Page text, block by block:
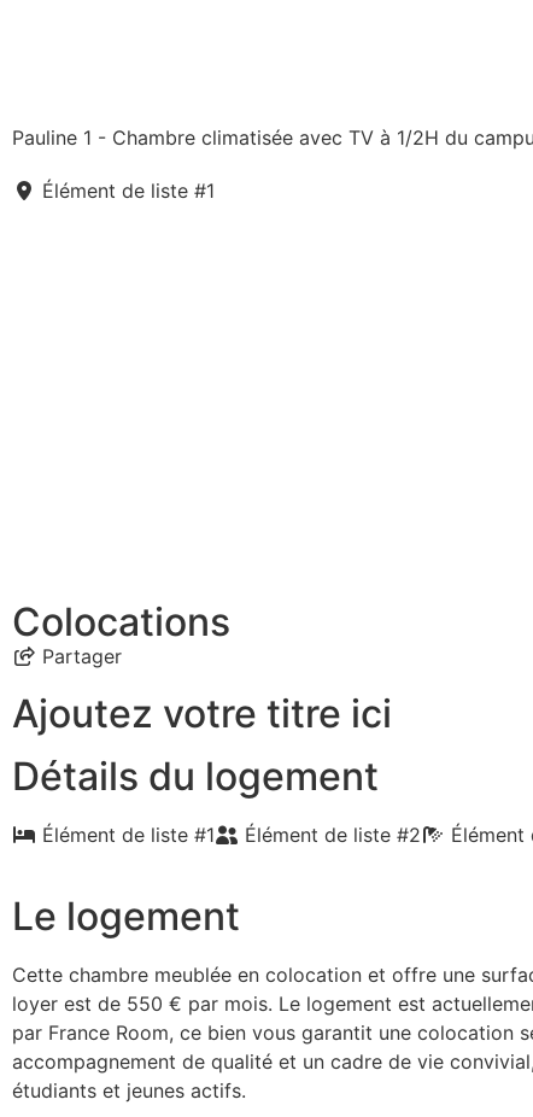
Pauline 1 - Chambre climatisée avec TV à 1/2H du
Élément de liste #1
Colocations
Partager
Ajoutez votre titre ici
Détails du logement
Élément de liste #1 Élément de liste #2 Élément
Le logement
Cette chambre meublée en colocation et offre une
loyer est de 550 € par mois. Le logement est
par France Room, ce bien vous garantit une colocation
accompagnement de qualité et un cadre de vie
étudiants et jeunes actifs.